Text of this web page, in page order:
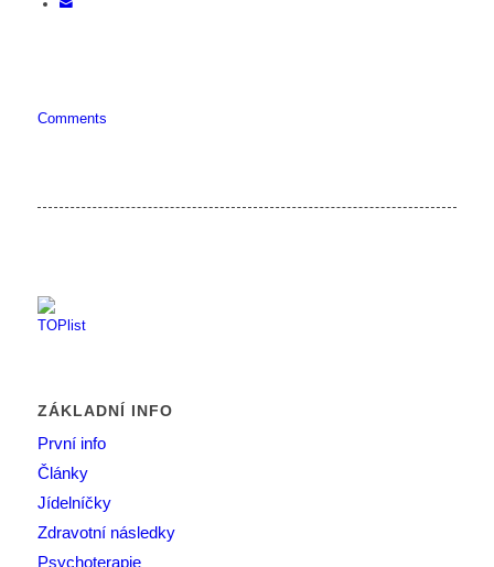
Comments
ZÁKLADNÍ INFO
První info
Články
Jídelníčky
Zdravotní následky
Psychoterapie